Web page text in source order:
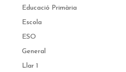
Educació Primària
Escola
ESO
General
Llar 1